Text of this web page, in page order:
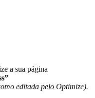
a sua página
editada pelo Optimize).